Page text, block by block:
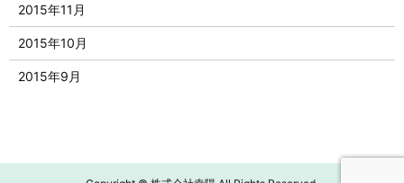
2015年11月
2015年10月
2015年9月